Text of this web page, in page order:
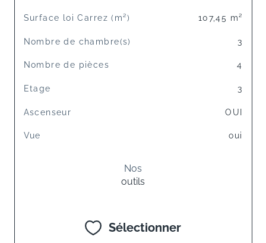
Surface loi Carrez (m²) 107,45 m²
Nombre de chambre(s) 3
Nombre de pièces 4
Etage 3
Ascenseur OUI
Vue oui
Nos
outils
Sélectionner